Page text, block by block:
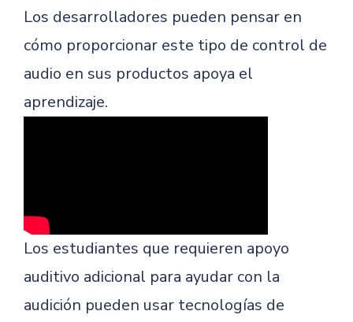
Los desarrolladores pueden pensar en
cómo proporcionar este tipo de control de
audio en sus productos apoya el
aprendizaje.
Los estudiantes que requieren apoyo
auditivo adicional para ayudar con la
audición pueden usar tecnologías de